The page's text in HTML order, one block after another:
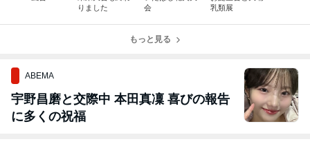
りました
会
乳類展
もっと見る
ABEMA
宇野昌磨と交際中 本田真凜 喜びの報告
に多くの祝福